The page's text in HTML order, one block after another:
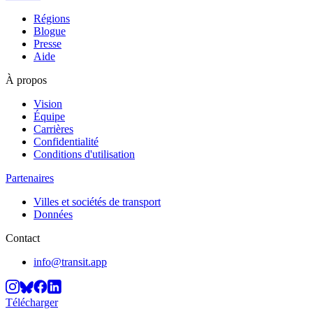
Régions
Blogue
Presse
Aide
À propos
Vision
Équipe
Carrières
Confidentialité
Conditions d'utilisation
Partenaires
Villes et sociétés de transport
Données
Contact
info@transit.app
Télécharger